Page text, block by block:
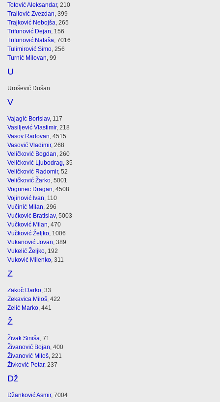
Totović Aleksandar, 210
Trailović Zvezdan, 399
Trajković Nebojša, 265
Trifunović Dejan, 156
Trifunović Nataša, 7016
Tulimirović Simo, 256
Turnić Milovan, 99
U
Urošević Dušan
V
Vajagić Borislav, 117
Vasiljević Vlastimir, 218
Vasov Radovan, 4515
Vasović Vladimir, 268
Veličković Bogdan, 260
Veličković Ljubodrag, 35
Veličković Radomir, 52
Veličković Žarko, 5001
Vogrinec Dragan, 4508
Vojinović Ivan, 110
Vučinić Milan, 296
Vučković Bratislav, 5003
Vučković Milan, 470
Vučković Željko, 1006
Vukanović Jovan, 389
Vukelić Željko, 192
Vuković Milenko, 311
Z
Zakoč Darko, 33
Zekavica Miloš, 422
Zelić Marko, 441
Ž
Živak Siniša, 71
Živanović Bojan, 400
Živanović Miloš, 221
Živković Petar, 237
Dž
Džanković Asmir, 7004